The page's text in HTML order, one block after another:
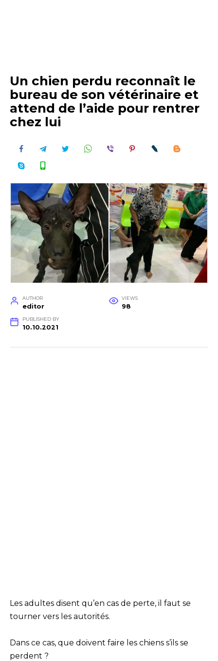
Un chien perdu reconnaît le
bureau de son vétérinaire et
attend de l’aide pour rentrer
chez lui
AUTHOR
editor
VIEWS
98
PUBLISHED BY
10.10.2021
Les adultes disent qu’en cas de perte, il faut se
tourner vers les autorités.
Dans ce cas, que doivent faire les chiens s’ils se
perdent ?